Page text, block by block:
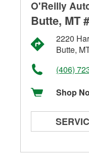
O'Reilly
Butte, MT
2220
Butte,
(406)
Shop